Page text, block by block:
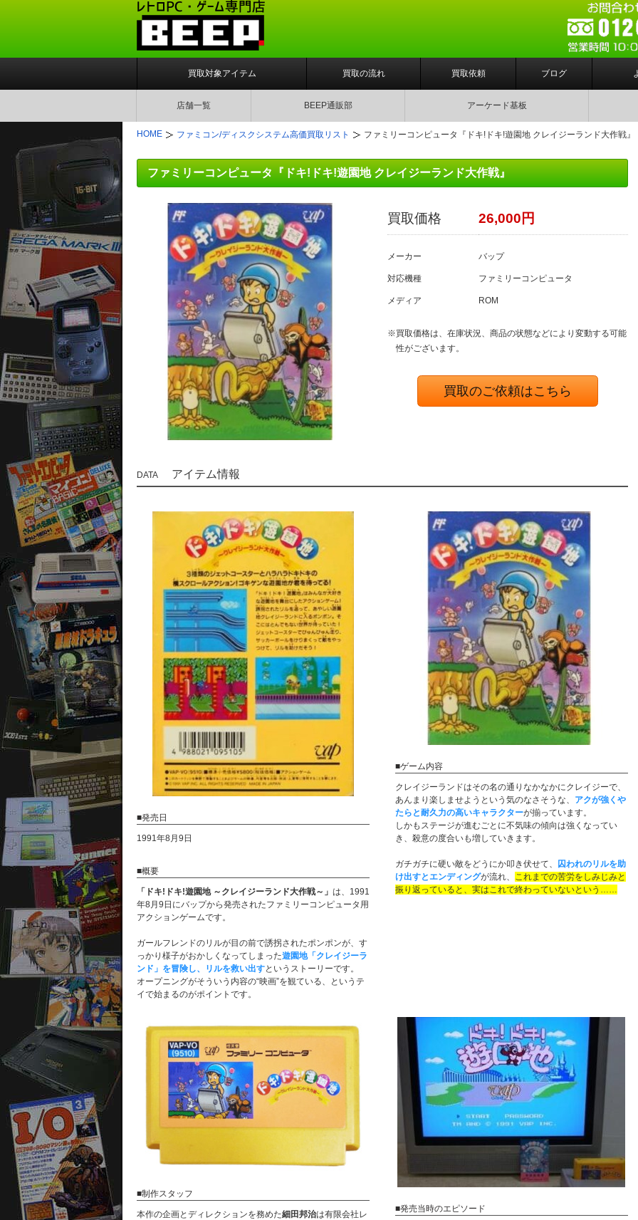
買取対象アイテム 買取の流れ 買取依頼 ブログ
店舗一覧 BEEP通販部 アーケード基板
HOME ファミコン/ディスクシステム高価買取リスト ファミリーコンピュータ『ドキ!ドキ!遊園地 クレイジーランド大作戦』
ファミリーコンピュータ『ドキ!ドキ!遊園地 クレイジーランド大作戦』
買取価格 26,000円
メーカー バップ
対応機種 ファミリーコンピュータ
メディア ROM
※買取価格は、在庫状況、商品の状態などにより変動する可能
性がございます。
買取のご依頼はこちら
アイテム情報
■発売日
1991年8月9日
■概要
「ドキ!ドキ!遊園地 ～クレイジーランド大作戦～」 は、1991
年8月9日にバップから発売されたファミリーコンピュータ用
アクションゲームです。
ガールフレンドのリルが目の前で誘拐されたポンポンが、す
っかり様子がおかしくなってしまった遊園地「クレイジーラ
ンド」を冒険し、リルを救い出すというストーリーです。
オープニングがそういう内容の“映画”を観ている、というテ
イで始まるのがポイントです。
■ゲーム内容
クレイジーランドはその名の通りなかなかにクレイジーで、
あんまり楽しませようという気のなさそうな、 アクが強くや
たらと耐久力の高いキャラクターが揃っています。
しかもステージが進むごとに不気味の傾向は強くなってい
き、殺意の度合いも増していきます。
ガチガチに硬い敵をどうにか叩き伏せて、 囚われのリルを助
け出すとエンディングが流れ、
これまでの苦労をしみじみと
振り返っていると、実はこれで終わっていないという……
■制作スタッフ
本作の企画とディレクションを務めた細田邦治は有限会社レ
■発売当時のエピソード